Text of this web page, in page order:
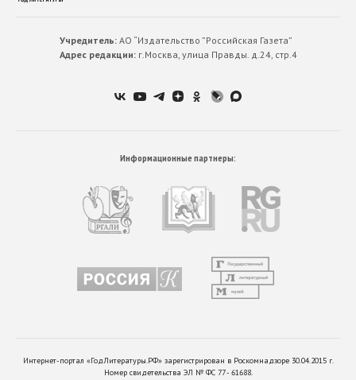
Учредитель:АО “Издательство ”Российская Газета”
Адрес редакции:г.Москва, улица Правды. д.24, стр.4
Информационные партнеры:
Интернет-портал «ГодЛитературы.РФ» зарегистрирован в Роскомнадзоре 30.04.2015 г.
Номер свидетельства ЭЛ № ФС 77 - 61688.